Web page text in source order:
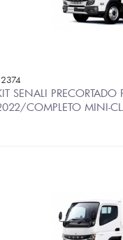
SENALI PRECORTADO
COMPLETO MINI-